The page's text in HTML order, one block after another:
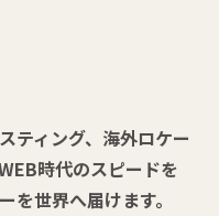
ティング、海外ロケー
時代のスピードを
を世界へ届けます。